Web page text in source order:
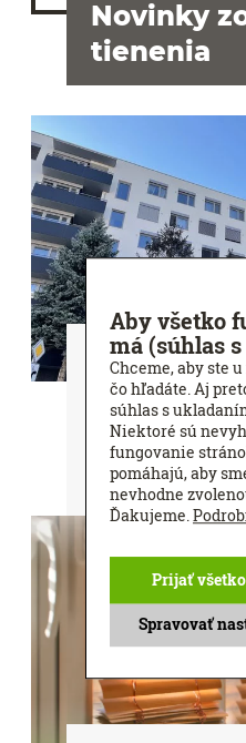
Novinky
tienenia
NUPPU -
darček k
Vlastníte
Ružinov? Potom
výhodný nákup pod
Aby všetko
má (súhlas
Chceme, aby ste
čo hľadáte. Aj
súhlas s
Niektoré sú
fungovanie
pomáhajú, aby
nevhodne
Ďakujeme.
Spravovať
Prijať